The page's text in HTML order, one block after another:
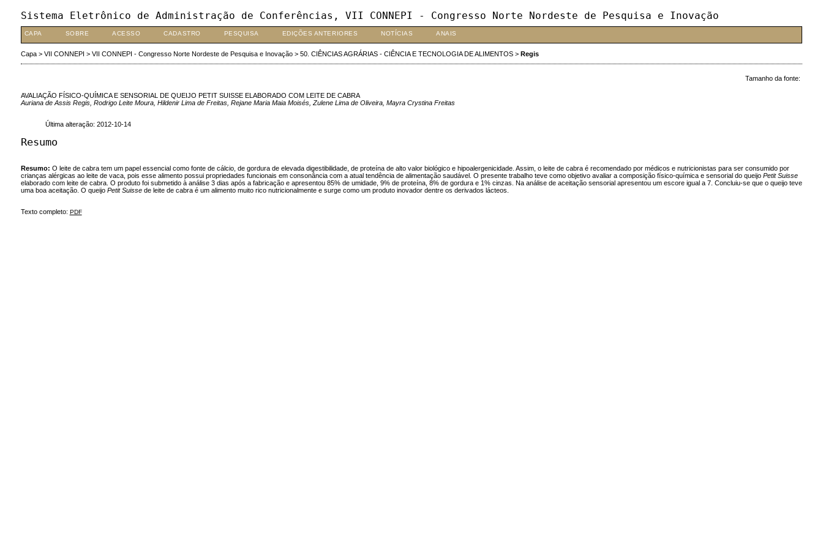
Sistema Eletrônico de Administração de Conferências, VII CONNEPI - Congresso Norte Nordeste de Pesquisa e Inovação
CAPA SOBRE ACESSO CADASTRO PESQUISA EDIÇÕES ANTERIORES NOTÍCIAS ANAIS
Capa> VII CONNEPI > VII CONNEPI - Congresso Norte Nordeste de Pesquisa e Inovação> 50. CIÊNCIAS AGRÁRIAS - CIÊNCIA E TECNOLOGIA DE ALIMENTOS> Regis
Tamanho da fonte:
AVALIAÇÃO FÍSICO-QUÍMICA E SENSORIAL DE QUEIJO PETIT SUISSE ELABORADO COM LEITE DE CABRA
Auriana de Assis Regis, Rodrigo Leite Moura, Hildenir Lima de Freitas, Rejane Maria Maia Moisés, Zulene Lima de Oliveira, Mayra Crystina Freitas
Última alteração: 2012-10-14
Resumo
Resumo: O leite de cabra tem um papel essencial como fonte de cálcio, de gordura de elevada digestibilidade, de proteína de alto valor biológico e hipoalergenicidade. Assim, o leite de cabra é recomendado por médicos e nutricionistas para ser consumido por
crianças alérgicas ao leite de vaca, pois esse alimento possui propriedades funcionais em consonância com a atual tendência de alimentação saudável. O presente trabalho teve como objetivo avaliar a composição físico-química e sensorial do queijo Petit Suisse
elaborado com leite de cabra. O produto foi submetido à análise 3 dias após a fabricação e apresentou 85% de umidade, 9% de proteína, 8% de gordura e 1% cinzas. Na análise de aceitação sensorial apresentou um escore igual a 7. Concluiu-se que o queijo teve
uma boa aceitação. O queijo Petit Suissede leite de cabra é um alimento muito rico nutricionalmente e surge como um produto inovador dentre os derivados lácteos.
Texto completo: PDF